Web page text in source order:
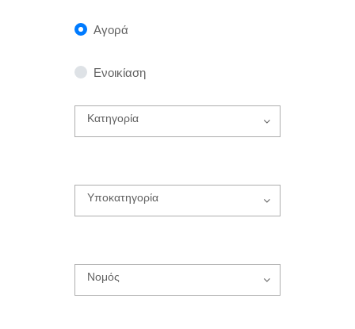
Αγορά
Ενοικίαση
Κατηγορία
Υποκατηγορία
Νομός